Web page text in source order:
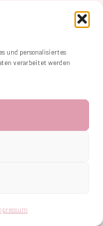
und personalisiertes
verarbeitet werden